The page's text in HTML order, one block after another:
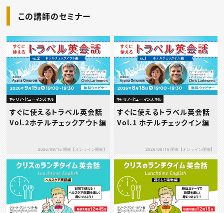
この講師のセミナー
キャリア・ヒューマンスキル
すぐに使えるトラベル英会話
Vol.2ホテルチェックアウト編
2026/09/15 開催【オンライン開催】
キャリア・ヒューマンスキル
すぐに使えるトラベル英会話
Vol.1 ホテルチェックイン編
2026/08/18 開催【オンライン開催】